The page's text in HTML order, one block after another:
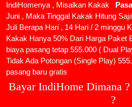
IndiHomenya , Misalkan Kakak
Juni , Maka Tinggal Kakak Hitung
Juli Berapa Hari , 14 Hari / 2 minggu
Kakak Hanya 50% Dari Harga Paket
biaya pasang tetap 555.000 ( Dual
Tidak Ada Potongan (Single Play)
pasang baru gratis
Bayar IndiHome Dimana
?